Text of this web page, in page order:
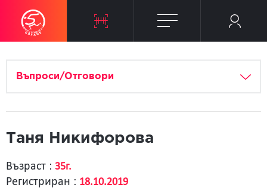
Въпроси/Отговори
Таня Никифорова
Възраст : 35г.
Регистриран : 18.10.2019